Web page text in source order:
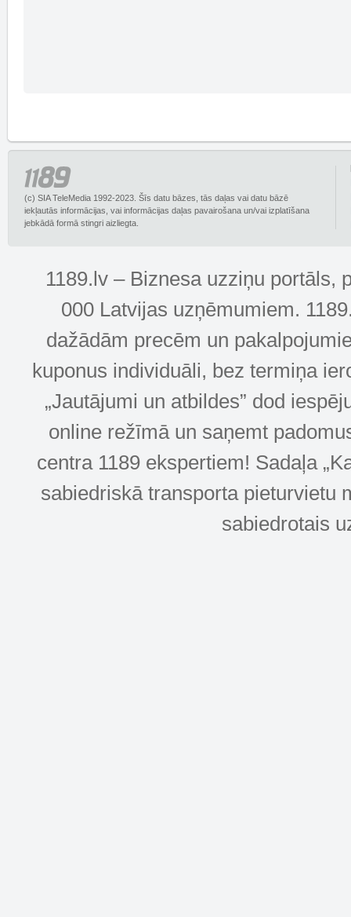
(c) SIA TeleMedia 1992-2023. Šīs datu bāzes, tās daļas vai datu bāzē
iekļautās informācijas, vai informācijas daļas pavairošana un/vai izplatīšana
jebkādā formā stingri aizliegta.
1189.lv – Biznesa uzziņu portāls,
000 Latvijas uzņēmumiem.
dažādām precēm un
kuponus individuāli, bez termiņa
„Jautājumi un atbildes” dod
online režīmā un saņemt
centra 1189 ekspertiem! Sadaļa
sabiedriskā transporta pieturvietu
sabiedrotais